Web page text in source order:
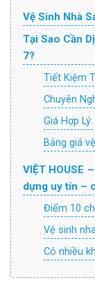
Vệ Sinh Nhà
Tại Sao Cần
7?
Tiết Kiệm
Chuyên
Giá Hợp Lý:
Bảng giá
VIỆT HOUSE
dựng uy tín –
Điểm 10
Vệ sinh
Có nhiều